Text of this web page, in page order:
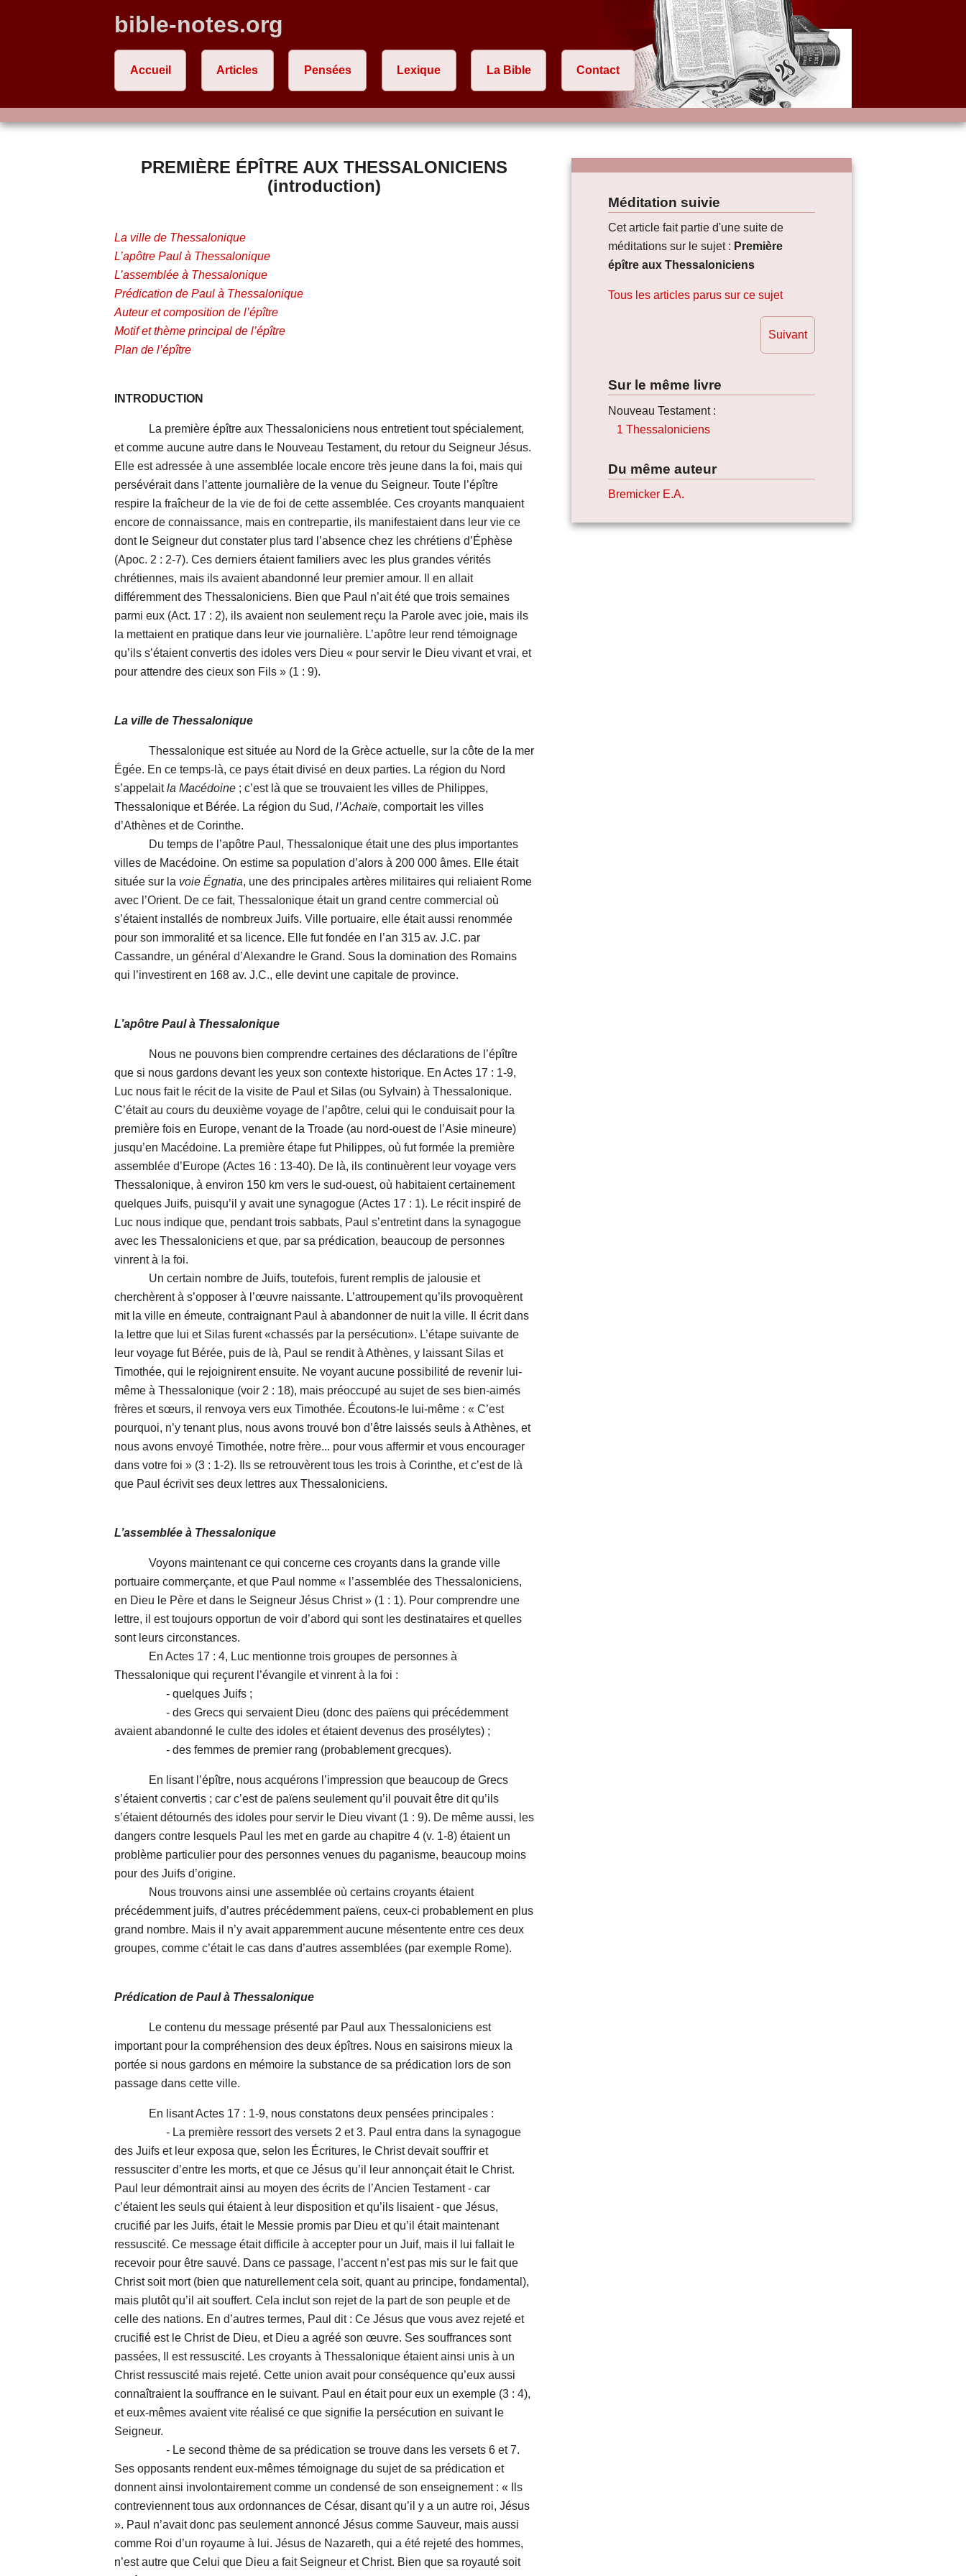
bible-notes.org
Accueil Articles Pensées Lexique La Bible Contact
Méditation suivie
Cet article fait partie d'une suite de
méditations sur le sujet : Première
épître aux Thessaloniciens
Tous les articles parus sur ce sujet
Suivant
Sur le même livre
Nouveau Testament :
1 Thessaloniciens
Du même auteur
Bremicker E.A.
PREMIÈRE ÉPÎTRE AUX THESSALONICIENS
(introduction)
La ville de Thessalonique
L’apôtre Paul à Thessalonique
L’assemblée à Thessalonique
Prédication de Paul à Thessalonique
Auteur et composition de l’épître
Motif et thème principal de l’épître
Plan de l’épître
INTRODUCTION
La première épître aux Thessaloniciens nous entretient tout spécialement,
et comme aucune autre dans le Nouveau Testament, du retour du Seigneur Jésus.
Elle est adressée à une assemblée locale encore très jeune dans la foi, mais qui
persévérait dans l’attente journalière de la venue du Seigneur. Toute l’épître
respire la fraîcheur de la vie de foi de cette assemblée. Ces croyants manquaient
encore de connaissance, mais en contrepartie, ils manifestaient dans leur vie ce
dont le Seigneur dut constater plus tard l’absence chez les chrétiens d’Éphèse
(Apoc. 2 : 2-7). Ces derniers étaient familiers avec les plus grandes vérités
chrétiennes, mais ils avaient abandonné leur premier amour. Il en allait
différemment des Thessaloniciens. Bien que Paul n’ait été que trois semaines
parmi eux (Act. 17 : 2), ils avaient non seulement reçu la Parole avec joie, mais ils
la mettaient en pratique dans leur vie journalière. L’apôtre leur rend témoignage
qu’ils s’étaient convertis des idoles vers Dieu « pour servir le Dieu vivant et vrai, et
pour attendre des cieux son Fils » (1 : 9).
La ville de Thessalonique
Thessalonique est située au Nord de la Grèce actuelle, sur la côte de la mer
Égée. En ce temps-là, ce pays était divisé en deux parties. La région du Nord
s’appelaitla Macédoine ; c’est là que se trouvaient les villes de Philippes,
Thessalonique et Bérée. La région du Sud, l’Achaïe, comportait les villes
d’Athènes et de Corinthe.
Du temps de l’apôtre Paul, Thessalonique était une des plus importantes
villes de Macédoine. On estime sa population d’alors à 200 000 âmes. Elle était
située sur la voie Égnatia, une des principales artères militaires qui reliaient Rome
avec l’Orient. De ce fait, Thessalonique était un grand centre commercial où
s’étaient installés de nombreux Juifs. Ville portuaire, elle était aussi renommée
pour son immoralité et sa licence. Elle fut fondée en l’an 315 av. J.C. par
Cassandre, un général d’Alexandre le Grand. Sous la domination des Romains
qui l’investirent en 168 av. J.C., elle devint une capitale de province.
L’apôtre Paul à Thessalonique
Nous ne pouvons bien comprendre certaines des déclarations de l’épître
que si nous gardons devant les yeux son contexte historique. En Actes 17 : 1-9,
Luc nous fait le récit de la visite de Paul et Silas (ou Sylvain) à Thessalonique.
C’était au cours du deuxième voyage de l’apôtre, celui qui le conduisait pour la
première fois en Europe, venant de la Troade (au nord-ouest de l’Asie mineure)
jusqu’en Macédoine. La première étape fut Philippes, où fut formée la première
assemblée d’Europe (Actes 16 : 13-40). De là, ils continuèrent leur voyage vers
Thessalonique, à environ 150 km vers le sud-ouest, où habitaient certainement
quelques Juifs, puisqu’il y avait une synagogue (Actes 17 : 1). Le récit inspiré de
Luc nous indique que, pendant trois sabbats, Paul s’entretint dans la synagogue
avec les Thessaloniciens et que, par sa prédication, beaucoup de personnes
vinrent à la foi.
Un certain nombre de Juifs, toutefois, furent remplis de jalousie et
cherchèrent à s’opposer à l’œuvre naissante. L’attroupement qu’ils provoquèrent
mit la ville en émeute, contraignant Paul à abandonner de nuit la ville. Il écrit dans
la lettre que lui et Silas furent «chassés par la persécution». L’étape suivante de
leur voyage fut Bérée, puis de là, Paul se rendit à Athènes, y laissant Silas et
Timothée, qui le rejoignirent ensuite. Ne voyant aucune possibilité de revenir lui-
même à Thessalonique (voir 2 : 18), mais préoccupé au sujet de ses bien-aimés
frères et sœurs, il renvoya vers eux Timothée. Écoutons-le lui-même : « C’est
pourquoi, n’y tenant plus, nous avons trouvé bon d’être laissés seuls à Athènes, et
nous avons envoyé Timothée, notre frère... pour vous affermir et vous encourager
dans votre foi » (3 : 1-2). Ils se retrouvèrent tous les trois à Corinthe, et c’est de là
que Paul écrivit ses deux lettres aux Thessaloniciens.
L’assemblée à Thessalonique
Voyons maintenant ce qui concerne ces croyants dans la grande ville
portuaire commerçante, et que Paul nomme « l’assemblée des Thessaloniciens,
en Dieu le Père et dans le Seigneur Jésus Christ » (1 : 1). Pour comprendre une
lettre, il est toujours opportun de voir d’abord qui sont les destinataires et quelles
sont leurs circonstances.
En Actes 17 : 4, Luc mentionne trois groupes de personnes à
Thessalonique qui reçurent l’évangile et vinrent à la foi :
- quelques Juifs ;
- des Grecs qui servaient Dieu (donc des païens qui précédemment
avaient abandonné le culte des idoles et étaient devenus des prosélytes) ;
- des femmes de premier rang (probablement grecques).
En lisant l’épître, nous acquérons l’impression que beaucoup de Grecs
s’étaient convertis ; car c’est de païens seulement qu’il pouvait être dit qu’ils
s’étaient détournés des idoles pour servir le Dieu vivant (1 : 9). De même aussi, les
dangers contre lesquels Paul les met en garde au chapitre 4 (v. 1-8) étaient un
problème particulier pour des personnes venues du paganisme, beaucoup moins
pour des Juifs d’origine.
Nous trouvons ainsi une assemblée où certains croyants étaient
précédemment juifs, d’autres précédemment païens, ceux-ci probablement en plus
grand nombre. Mais il n’y avait apparemment aucune mésentente entre ces deux
groupes, comme c’était le cas dans d’autres assemblées (par exemple Rome).
Prédication de Paul à Thessalonique
Le contenu du message présenté par Paul aux Thessaloniciens est
important pour la compréhension des deux épîtres. Nous en saisirons mieux la
portée si nous gardons en mémoire la substance de sa prédication lors de son
passage dans cette ville.
En lisant Actes 17 : 1-9, nous constatons deux pensées principales :
- La première ressort des versets 2 et 3. Paul entra dans la synagogue
des Juifs et leur exposa que, selon les Écritures, le Christ devait souffrir et
ressusciter d’entre les morts, et que ce Jésus qu’il leur annonçait était le Christ.
Paul leur démontrait ainsi au moyen des écrits de l’Ancien Testament - car
c’étaient les seuls qui étaient à leur disposition et qu’ils lisaient - que Jésus,
crucifié par les Juifs, était le Messie promis par Dieu et qu’il était maintenant
ressuscité. Ce message était difficile à accepter pour un Juif, mais il lui fallait le
recevoir pour être sauvé. Dans ce passage, l’accent n’est pas mis sur le fait que
Christ soit mort (bien que naturellement cela soit, quant au principe, fondamental),
mais plutôt qu’il ait souffert. Cela inclut son rejet de la part de son peuple et de
celle des nations. En d’autres termes, Paul dit : Ce Jésus que vous avez rejeté et
crucifié est le Christ de Dieu, et Dieu a agréé son œuvre. Ses souffrances sont
passées, Il est ressuscité. Les croyants à Thessalonique étaient ainsi unis à un
Christ ressuscité mais rejeté. Cette union avait pour conséquence qu’eux aussi
connaîtraient la souffrance en le suivant. Paul en était pour eux un exemple (3 : 4),
et eux-mêmes avaient vite réalisé ce que signifie la persécution en suivant le
Seigneur.
- Le second thème de sa prédication se trouve dans les versets 6 et 7.
Ses opposants rendent eux-mêmes témoignage du sujet de sa prédication et
donnent ainsi involontairement comme un condensé de son enseignement : « Ils
contreviennent tous aux ordonnances de César, disant qu’il y a un autre roi, Jésus
». Paul n’avait donc pas seulement annoncé Jésus comme Sauveur, mais aussi
comme Roi d’un royaume à lui. Jésus de Nazareth, qui a été rejeté des hommes,
n’est autre que Celui que Dieu a fait Seigneur et Christ. Bien que sa royauté soit